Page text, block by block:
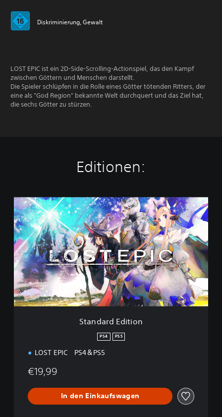
Diskriminierung, Gewalt
LOST EPIC ist ein 2D-Side-Scrolling-Actionspiel, das den Kampf
zwischen Göttern und Menschen darstellt.
Die Spieler schlüpfen in die Rolle eines Götter tötenden Ritters, der
eine als "God Region" bekannte Welt durchquert und das Ziel hat,
die sechs Götter zu stürzen.
Editionen:
S
t
a
n
d
a
r
d
E
d
i
t
Standard Edition
PS4 PS5
LOST EPIC PS4＆PS5
€19,99
In den Einkaufswagen